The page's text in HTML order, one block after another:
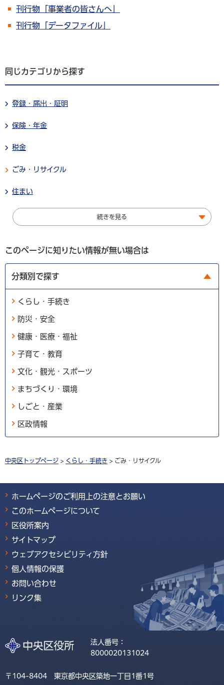
刊行物「事業者の皆さんへ」
刊行物「データファイル」
同じカテゴリから探す
登録・届出・証明
保険・年金
税金
ごみ・リサイクル
住まい
続きを見る
このページに知りたい情報が無い場合は
分類別で探す
くらし・手続き
防災・安全
健康・医療・福祉
子育て・教育
文化・観光・スポーツ
まちづくり・環境
しごと・産業
区政情報
中央区トップページ > くらし・手続き > ごみ・リサイクル
ホームページのご利用上の注意とお願い
このホームページについて
区役所案内
サイトマップ
ウェブアクセシビリティ方針
個人情報の保護
お問い合わせ
リンク集
法人番号：
8000020131024
〒104-8404 東京都中央区築地一丁目1番1号